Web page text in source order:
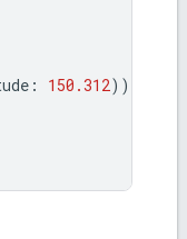
: 150.312))